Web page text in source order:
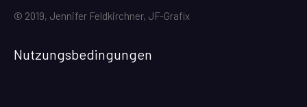
© 2019, Jennifer Feldkirchner, JF-Grafix
Nutzungsbedingungen